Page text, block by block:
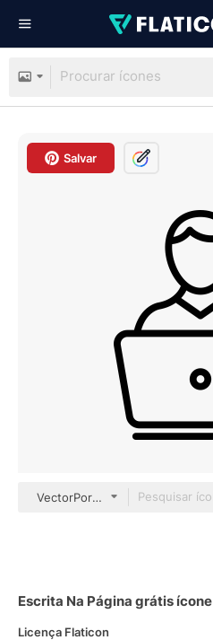
Salvar
VectorPortal outline
Escrita Na Página grátis ícone
Licença Flaticon